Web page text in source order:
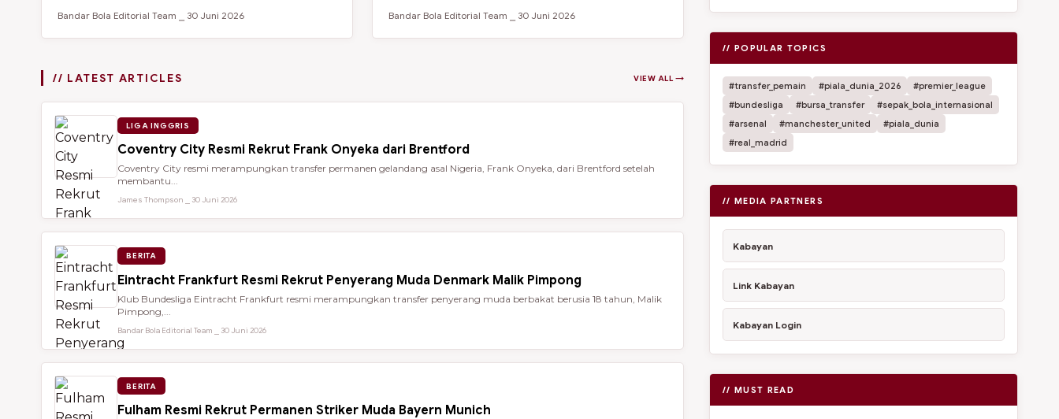
Bandar Bola Editorial Team ⎯ 30 Juni 2026 Bandar Bola Editorial Team ⎯ 30 Juni 2026
// LATEST ARTICLES VIEW ALL →
LIGA INGGRIS
Coventry City Resmi Rekrut Frank Onyeka dari Brentford
Coventry City resmi merampungkan transfer permanen gelandang asal Nigeria, Frank Onyeka, dari Brentford setelah
membantu...
James Thompson ⎯ 30 Juni 2026
BERITA
Eintracht Frankfurt Resmi Rekrut Penyerang Muda Denmark Malik Pimpong
Klub Bundesliga Eintracht Frankfurt resmi merampungkan transfer penyerang muda berbakat berusia 18 tahun, Malik
Pimpong,...
Bandar Bola Editorial Team ⎯ 30 Juni 2026
BERITA
Fulham Resmi Rekrut Permanen Striker Muda Bayern Munich
// POPULAR TOPICS
#transfer_pemain #piala_dunia_2026
#premier_league
#bundesliga
#bursa_transfer
#sepak_bola_internasional
#arsenal
#manchester_united
#piala_dunia
#real_madrid
// MEDIA PARTNERS
Kabayan
Link Kabayan
Kabayan Login
// MUST READ